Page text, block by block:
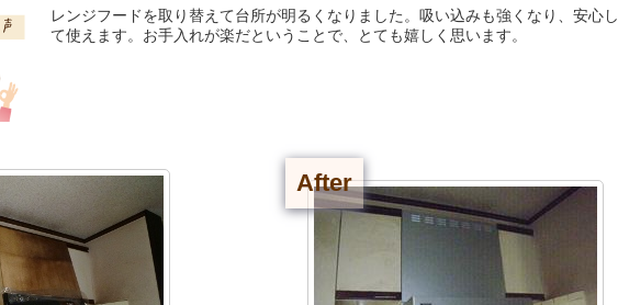
レンジフードを取り替えて台所が明るくなりました。吸い込みも強くなり、安心し
て使えます。お手入れが楽だということで、とても嬉しく思います。
After